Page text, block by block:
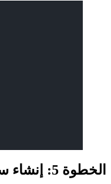
الخطوة 5: إنشاء سياق المصادقة